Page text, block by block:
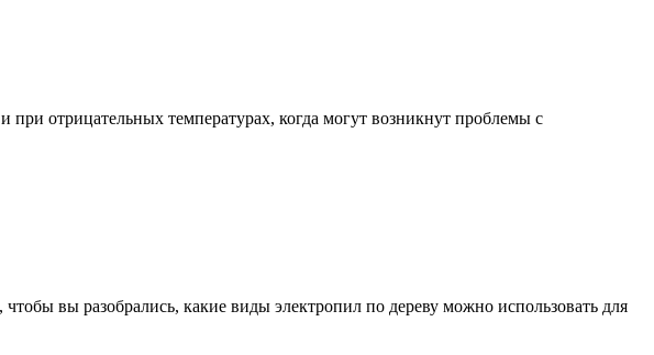
отрицательных температурах, когда могут возникнут проблемы с
вы разобрались, какие виды электропил по дереву можно использовать для